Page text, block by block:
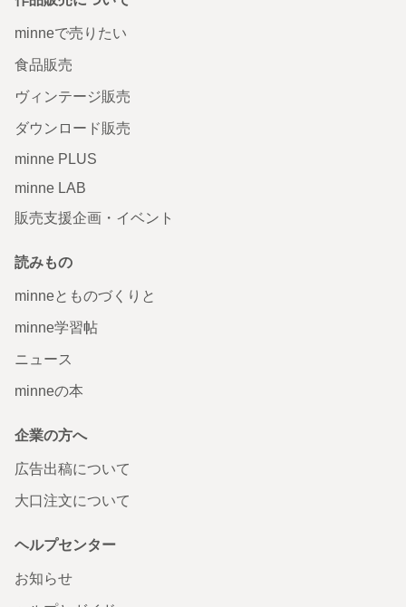
minneで売りたい
食品販売
ヴィンテージ販売
ダウンロード販売
minne PLUS
minne LAB
販売支援企画・イベント
読みもの
minneとものづくりと
minne学習帖
ニュース
minneの本
企業の方へ
広告出稿について
大口注文について
ヘルプセンター
お知らせ